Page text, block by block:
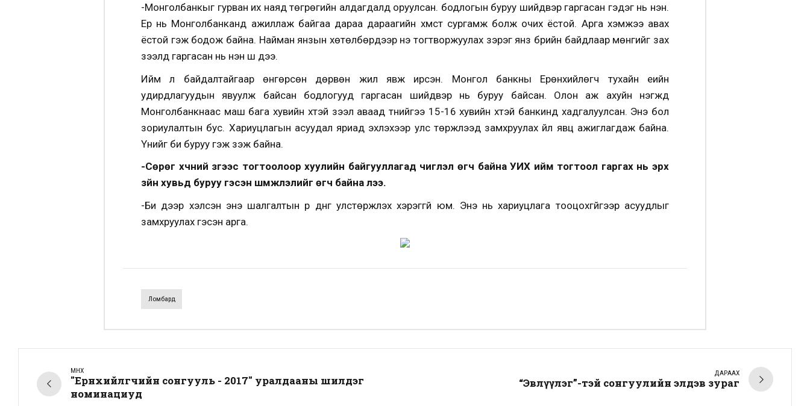
-Монголбанкыг гурван их наяд төгрөгийн алдагдалд оруулсан. бодлогын буруу шийдвэр гаргасан гэдэг нь үнэн.
Ер нь Монголбанканд ажиллаж байгаа дараа дараагийн хүмүүст сургамж болж очих ёстой. Арга хэмжээ авах
ёстой гэж бодож байна. Найман янзын хөтөлбөрүүдээр үнэ тогтворжуулах зэрэг янз бүрийн байдлаар мөнгийг зах
зээлд гаргасан нь үнэн шүү дээ.
Ийм л байдалтайгаар өнгөрсөн дөрвөн жил явж ирсэн. Монгол банкны Ерөнхийлөгч тухайн үеийн
удирдлагуудын явуулж байсан бодлогууд гаргасан шийдвэр нь буруу байсан. Олон аж ахуйн нэгжүүд
Монголбанкнаас маш бага хувийн хүүтэй зээл аваад түүнийгээ 15-16 хувийн хүүтэй банкинд хадгалуулсан. Энэ бол
зориулалтын бус. Хариуцлагын асуудал яриад эхлэхээр улс төржүүлээд замхруулах үйл явц ажиглагдаж байна.
Үүнийг би буруу гэж үзэж байна.
-Сөрөг хүчний зүгээс тогтоолоор хуулийн байгууллагад чиглэл өгч байна УИХ ийм тогтоол гаргах нь эрх
зүйн хувьд буруу гэсэн шүүмжлэлийг өгч байна лээ.
-Би дээр хэлсэн энэ шалгалтын үр дүнг улстөржүүлэх хэрэггүй юм. Энэ нь хариуцлага тооцохгүйгээр асуудлыг
замхруулах гэсэн арга.
Ломбард
ӨМНӨХ
"Ерөнхийлөгчийн сонгууль - 2017" уралдааны шилдэг
номинациуд
ДАРААХ
“Эвлүүлэг”-тэй сонгуулийн элдэв зураг